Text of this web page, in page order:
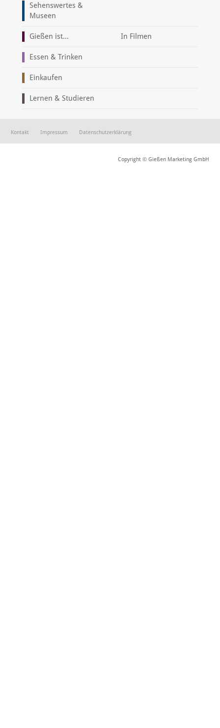
Sehenswertes &
Museen
Gießen ist... In Filmen
Essen & Trinken
Einkaufen
Lernen & Studieren
Kontakt Impressum Datenschutzerklärung
Copyright © Gießen Marketing GmbH